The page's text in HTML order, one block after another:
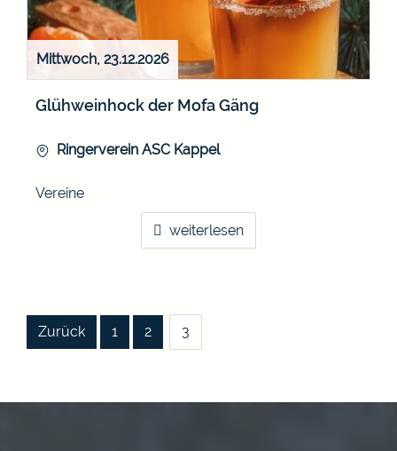
Mittwoch, 23.12.2026
Glühweinhock der Mofa Gäng
Ringerverein ASC Kappel
Vereine
weiterlesen
Zurück 1 2 3